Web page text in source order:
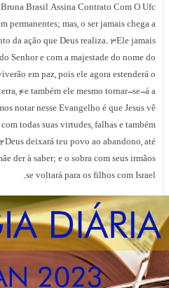
Brasil Assina Contrato Com O Ufc
permanentes; mas, o ser jamais chega a
da ação que Deus realiza. 3Ele jamais
Senhor e com a majestade do nome do
em paz, pois ele agora estenderá o
4e também ele mesmo tornar-se-á a
notar nesse Evangelho é que Jesus vê
todas suas virtudes, falhas e também
deixará teu povo ao abandono, até
der à saber; e o sobra com seus irmãos
se voltará para os filhos com Israel.